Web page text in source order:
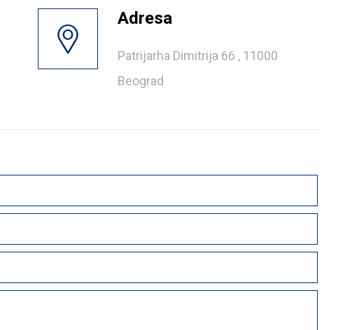
Adresa
Patrijarha Dimitrija 66 , 11000
Beograd